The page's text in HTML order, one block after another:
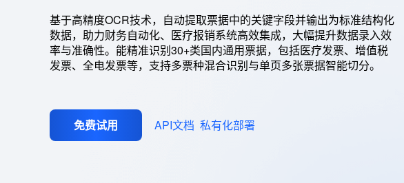
基于高精度OCR技术，自动提取票据中的关键字段并输出为标准结构化
数据，助力财务自动化、医疗报销系统高效集成，大幅提升数据录入效
率与准确性。能精准识别30+类国内通用票据，包括医疗发票、增值税
发票、全电发票等，支持多票种混合识别与单页多张票据智能切分。
免费试用 API文档 私有化部署